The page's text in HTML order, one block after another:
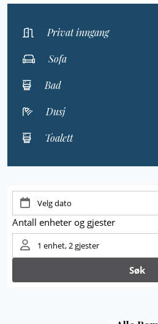
Privat inngang
Sofa
Bad
Dusj
Toalett